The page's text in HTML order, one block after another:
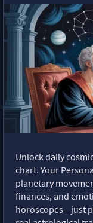
Unlock daily
chart. Your
planetary
finances, and
horoscopes—just